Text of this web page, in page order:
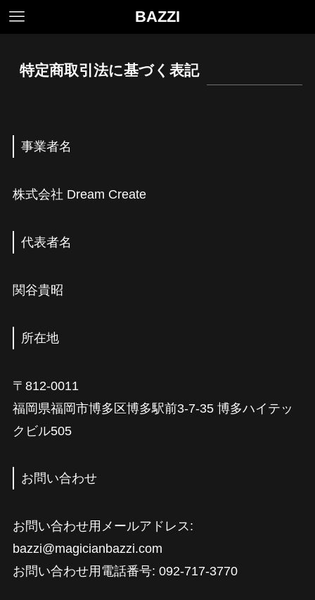
BAZZI
特定商取引法に基づく表記
事業者名
株式会社 Dream Create
代表者名
関谷貴昭
所在地
〒812-0011
福岡県福岡市博多区博多駅前3-7-35 博多ハイテッ
クビル505
お問い合わせ
お問い合わせ用メールアドレス:
bazzi@magicianbazzi.com
お問い合わせ用電話番号: 092-717-3770